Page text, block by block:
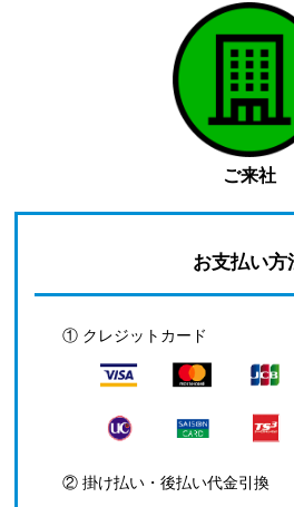
ご来社
お支払い方
① クレジットカード
② 掛け払い・後払い代金引換